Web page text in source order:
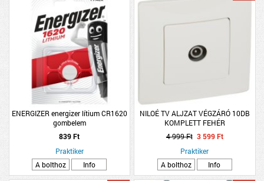
ENERGIZER energizer lítium CR1620
gombelem
839 Ft
Praktiker
A bolthoz
Info
NILOÉ TV ALJZAT VÉGZÁRÓ 10DB
KOMPLETT FEHÉR
4 999 Ft 3 599 Ft
Praktiker
A bolthoz
Info